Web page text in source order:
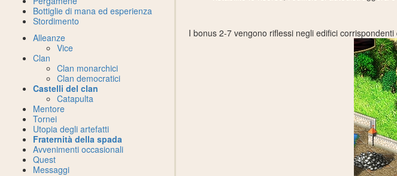
I bonus 2-7 vengono riflessi negli edifici
Bottiglie di mana ed esperienza
Stordimento
Alleanze
Vice
Clan
Clan monarchici
Clan democratici
Castelli del clan
Catapulta
Mentore
Tornei
Utopia degli artefatti
Fraternità della spada
Avvenimenti occasionali
Quest
Messaggi